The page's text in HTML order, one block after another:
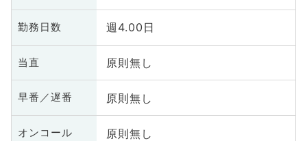
勤務日数 週4.00日
当直 原則無し
早番／遅番 原則無し
オンコール 原則無し